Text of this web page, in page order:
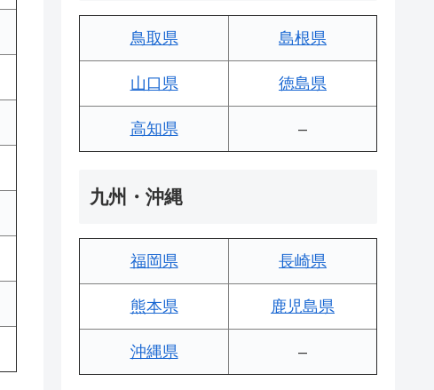
鳥取県 島根県
山口県 徳島県
高知県 –
九州・沖縄
福岡県 長崎県
熊本県 鹿児島県
沖縄県 –